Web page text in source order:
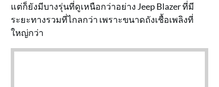
แต่ก็ยังมีบางรุ่นที่ดูเหนือกว่าอย่าง Jeep Blazer ที่มี
ระยะทางรวมที่ไกลกว่า เพราะขนาดถังเชื้อเพลิงที่
ใหญ่กว่า